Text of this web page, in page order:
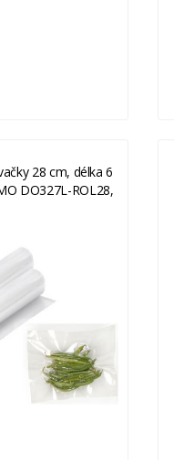
28 cm, délka 6
DO327L-ROL28,